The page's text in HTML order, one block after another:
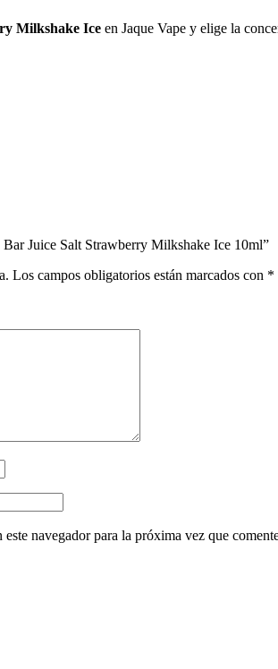
Milkshake Ice en Jaque Vape y elige la
Juice Salt Strawberry Milkshake Ice 10ml”
Los campos obligatorios están marcados con *
navegador para la próxima vez que